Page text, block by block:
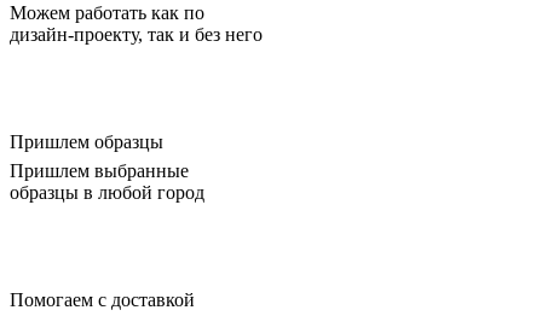
Можем работать как по
дизайн-проекту, так и без него
Пришлем образцы
Пришлем выбранные
образцы в любой город
Помогаем с доставкой